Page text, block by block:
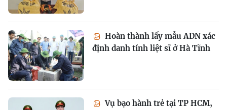
Hoàn thành lấy mẫu ADN xác
định danh tính liệt sĩ ở Hà Tĩnh
Vụ bạo hành trẻ tại TP HCM,